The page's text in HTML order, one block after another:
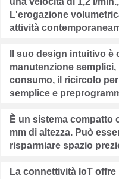
L'erogazione
attività
Il suo design intuitivo
manutenzione
consumo, il ricircolo
semplice e
È un sistema compatto
mm di altezza. Può
risparmiare spazio
La connettività IoT